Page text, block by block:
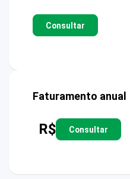
Consultar
Faturamento anual
R$ Consultar